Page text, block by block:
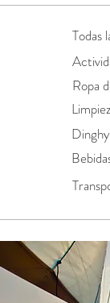
Todas
Ropa